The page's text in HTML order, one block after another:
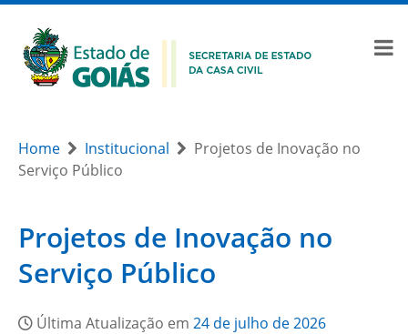
Home Institucional
Projetos de Inovação no
Serviço Público
Projetos de Inovação no
Serviço Público
Última Atualização em 24 de julho de 2026